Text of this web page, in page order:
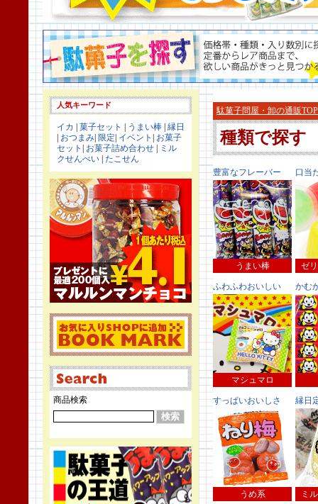
人気キーワード
イカ 菓子セット うまい棒 縁日
おつまみ 限定 イベント
お菓子
セット
お菓子詰め合わせ
ミル
クせんべい たこせん
商品検索
駄菓子問屋・卸の通販TOP
種類で探す
豊富なフレーバー
うまい棒
口当
ゼ
ふわふわおいしい
マシュマロ
かむ
すっぱいおいしさ
うめ系
縁日
ミ